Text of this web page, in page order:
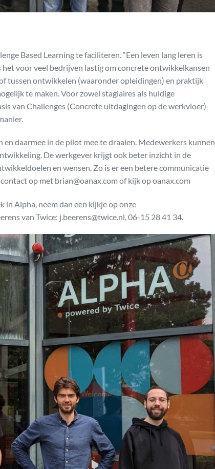
Based Learning te faciliteren. “Een leven lang leren is
voor veel bedrijven lastig om concrete ontwikkelkansen
tussen ontwikkelen (waaronder opleidingen) en praktijk
te maken. Voor zowel stagiaires als huidige
van Challenges (Concrete uitdagingen op de werkvloer)
daarmee in de pilot mee te draaien. Medewerkers kunnen
De werkgever krijgt ook beter inzicht in de
en wensen. Zo is er een betere communicatie
op met brian@oanax.com of kijk op oanax.com
in Alpha, neem dan een kijkje op onze
van Twice: j.beerens@twice.nl, 06-15 28 41 34.